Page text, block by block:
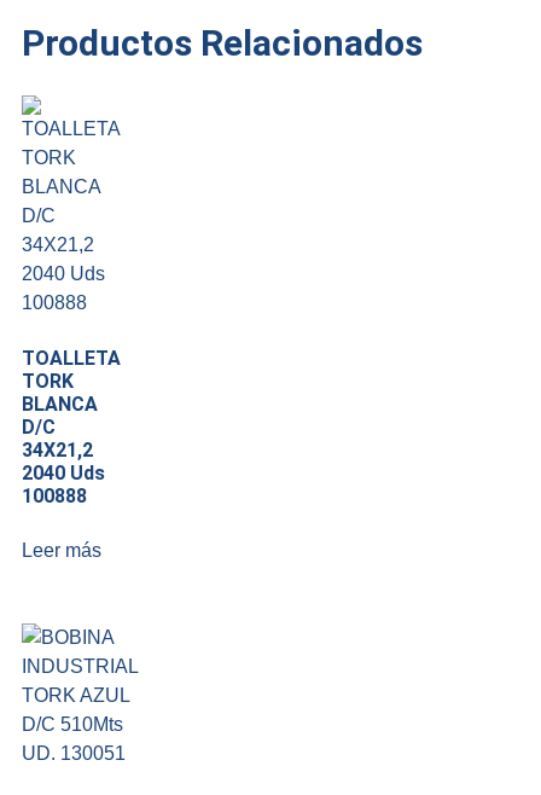
Productos Relacionados
TOALLETA
TORK
BLANCA
D/C
34X21,2
2040 Uds
100888
Leer más